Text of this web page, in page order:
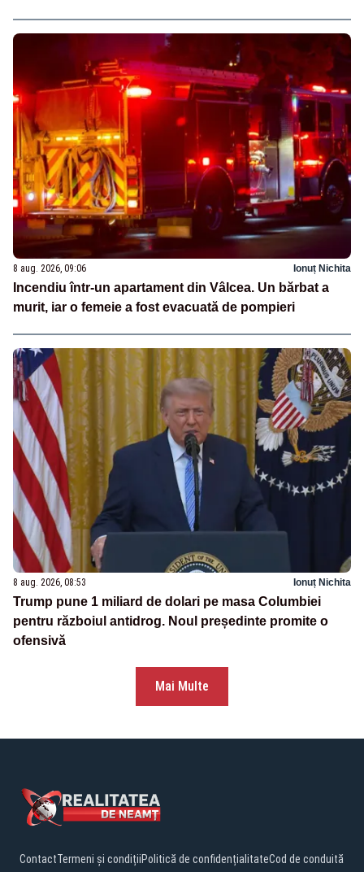
8 aug. 2026, 09:06 Ionuț Nichita
Incendiu într-un apartament din Vâlcea. Un bărbat a
murit, iar o femeie a fost evacuată de pompieri
8 aug. 2026, 08:53 Ionuț Nichita
Trump pune 1 miliard de dolari pe masa Columbiei
pentru războiul antidrog. Noul președinte promite o
ofensivă
Mai Multe
ContactTermeni și condițiiPolitică de confidențialitateCod de conduită